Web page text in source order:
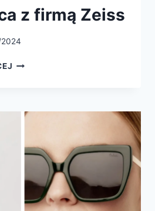
z firmą Zeiss
2024
WSPÓŁPRACA